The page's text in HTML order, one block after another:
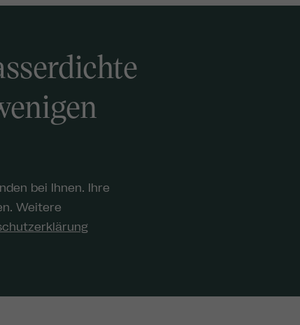
bei Ihnen. Ihre
Weitere